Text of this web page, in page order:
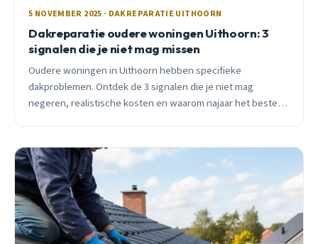
5 NOVEMBER 2025 · DAKREPARATIE UITHOORN
Dakreparatie oudere woningen Uithoorn: 3
signalen die je niet mag missen
Oudere woningen in Uithoorn hebben specifieke
dakproblemen. Ontdek de 3 signalen die je niet mag
negeren, realistische kosten en waarom najaar het beste